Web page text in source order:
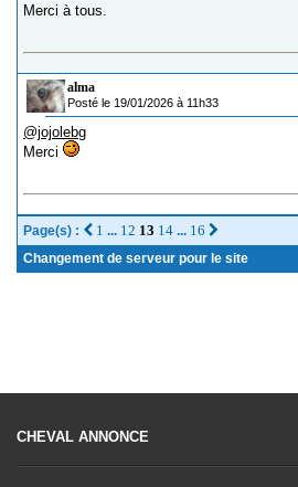
Merci à tous.
alma
Posté le 19/01/2026 à 11h33
@jojolebg
Merci
Page(s) : 1 ... 12 13 14 ... 16
Changement de serveur pour le site
CHEVAL ANNONCE